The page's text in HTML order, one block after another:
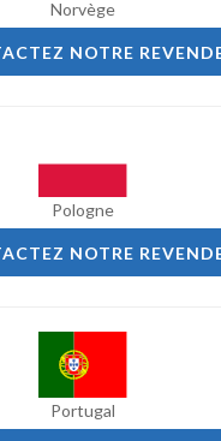
Norvège
NOTRE
Pologne
NOTRE
Portugal